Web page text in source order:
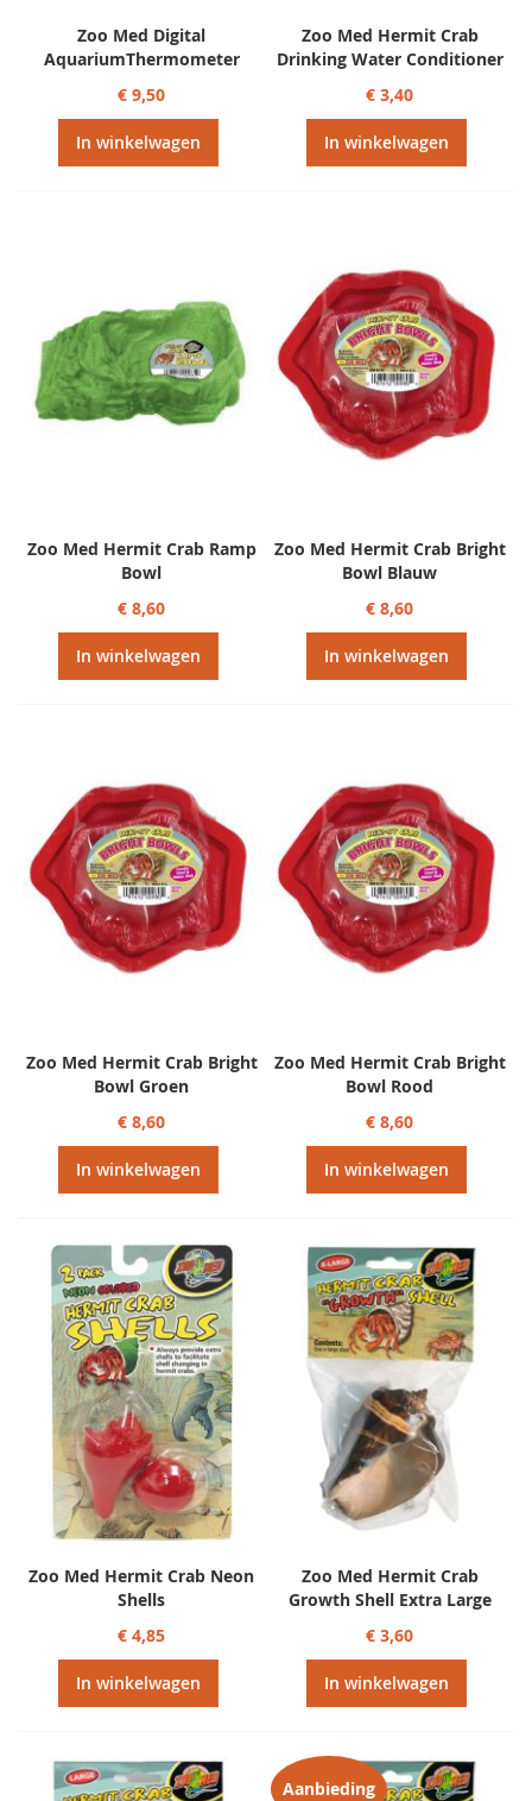
Zoo Med Digital
AquariumThermometer
€ 9,50
In winkelwagen
Zoo Med Hermit Crab
Drinking Water Conditioner
€ 3,40
In winkelwagen
Zoo Med Hermit Crab Ramp
Bowl
€ 8,60
In winkelwagen
Zoo Med Hermit Crab Bright
Bowl Blauw
€ 8,60
In winkelwagen
Zoo Med Hermit Crab Bright
Bowl Groen
€ 8,60
In winkelwagen
Zoo Med Hermit Crab Bright
Bowl Rood
€ 8,60
In winkelwagen
Zoo Med Hermit Crab Neon
Shells
€ 4,85
In winkelwagen
Zoo Med Hermit Crab
Growth Shell Extra Large
€ 3,60
In winkelwagen
Aanbieding